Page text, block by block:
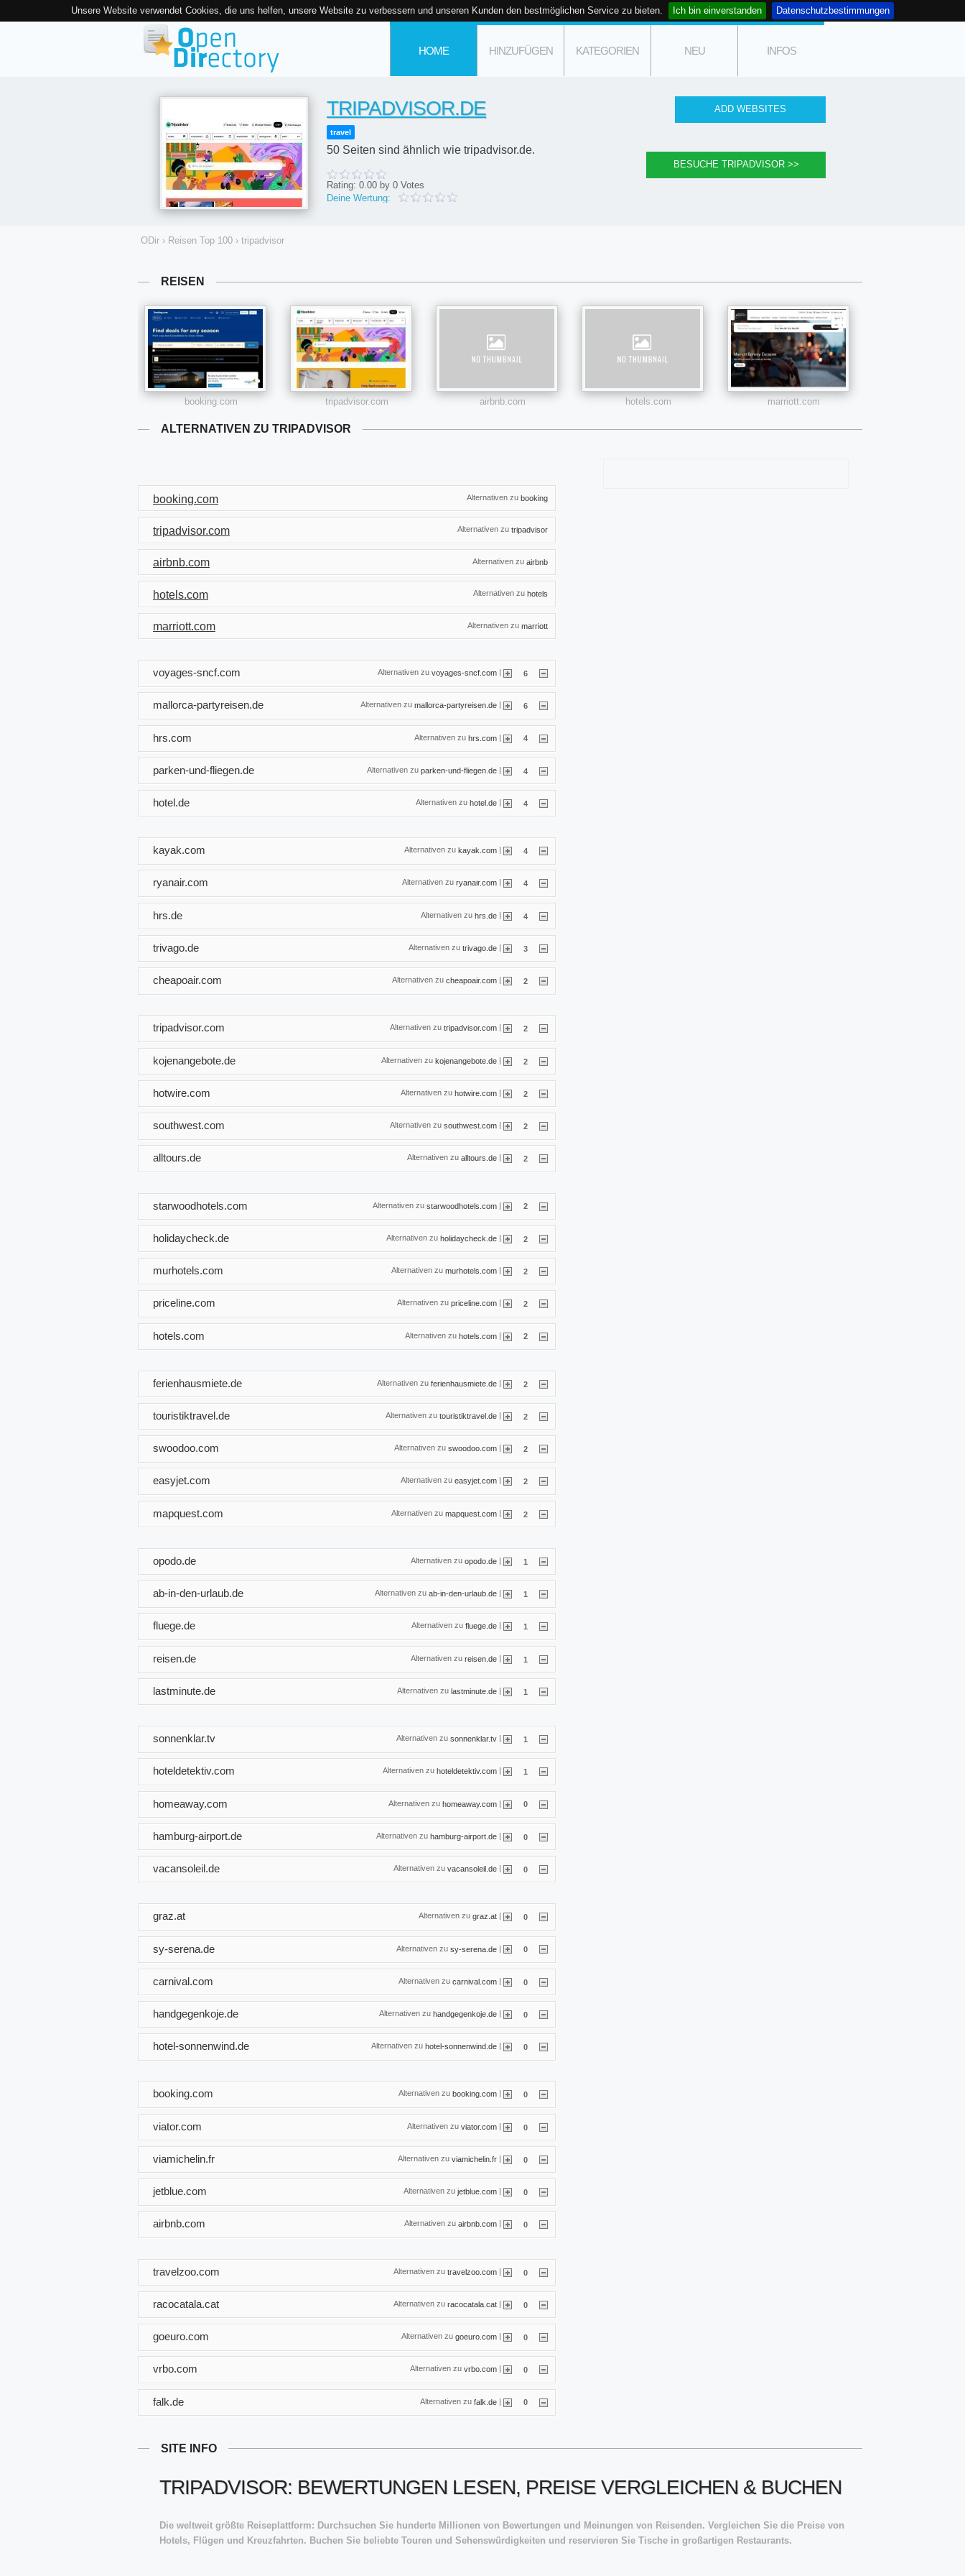
Unsere Website verwendet Cookies, die uns helfen, unsere Website zu verbessern und unseren Kunden den bestmöglichen Service zu bieten. Ich bin einverstanden Datenschutzbestimmungen
HOME HINZUFÜGEN KATEGORIEN NEU INFOS
TRIPADVISOR.DE
travel
50 Seiten sind ähnlich wie tripadvisor.de.
Rating: 0.00 by 0 Votes
Deine Wertung:
ODir › Reisen Top 100 › tripadvisor
REISEN
booking.com tripadvisor.com airbnb.com hotels.com marriott.com
ALTERNATIVEN ZU TRIPADVISOR
Alternativen zu booking
booking.com
Alternativen zu tripadvisor
tripadvisor.com
Alternativen zu airbnb
airbnb.com
Alternativen zu hotels
hotels.com
Alternativen zu marriott
marriott.com
Alternativen zu voyages-sncf.com | 6
voyages-sncf.com
Alternativen zu mallorca-partyreisen.de 6
mallorca-partyreisen.de
Alternativen zu hrs.com | 4
hrs.com
Alternativen zu parken-und-fliegen.de | 4
parken-und-fliegen.de
Alternativen zu hotel.de | 4
hotel.de
Alternativen zu kayak.com 4
kayak.com
Alternativen zu ryanair.com 4
ryanair.com
Alternativen zu hrs.de | 4
hrs.de
Alternativen zu trivago.de | 3
trivago.de
Alternativen zu cheapoair.com | 2
cheapoair.com
Alternativen zu tripadvisor.com 2
tripadvisor.com
Alternativen zu kojenangebote.de | 2
kojenangebote.de
Alternativen zu hotwire.com | 2
hotwire.com
Alternativen zu southwest.com | 2
southwest.com
Alternativen zu alltours.de 2
alltours.de
Alternativen zu starwoodhotels.com | 2
starwoodhotels.com
Alternativen zu holidaycheck.de | 2
holidaycheck.de
Alternativen zu murhotels.com | 2
murhotels.com
Alternativen zu priceline.com 2
priceline.com
Alternativen zu hotels.com | 2
hotels.com
Alternativen zu ferienhausmiete.de | 2
ferienhausmiete.de
Alternativen zu touristiktravel.de | 2
touristiktravel.de
Alternativen zu swoodoo.com 2
swoodoo.com
Alternativen zu easyjet.com 2
easyjet.com
Alternativen zu mapquest.com | 2
mapquest.com
Alternativen zu opodo.de | 1
opodo.de
Alternativen zu ab-in-den-urlaub.de | 1
ab-in-den-urlaub.de
Alternativen zu fluege.de 1
fluege.de
Alternativen zu reisen.de | 1
reisen.de
Alternativen zu lastminute.de | 1
lastminute.de
Alternativen zu sonnenklar.tv | 1
sonnenklar.tv
Alternativen zu hoteldetektiv.com 1
hoteldetektiv.com
Alternativen zu homeaway.com | 0
homeaway.com
Alternativen zu hamburg-airport.de | 0
hamburg-airport.de
Alternativen zu vacansoleil.de | 0
vacansoleil.de
Alternativen zu graz.at 0
graz.at
Alternativen zu sy-serena.de | 0
sy-serena.de
Alternativen zu carnival.com | 0
carnival.com
Alternativen zu handgegenkoje.de | 0
handgegenkoje.de
Alternativen zu hotel-sonnenwind.de 0
hotel-sonnenwind.de
Alternativen zu booking.com 0
booking.com
Alternativen zu viator.com | 0
viator.com
Alternativen zu viamichelin.fr | 0
viamichelin.fr
Alternativen zu jetblue.com | 0
jetblue.com
Alternativen zu airbnb.com 0
airbnb.com
Alternativen zu travelzoo.com | 0
travelzoo.com
Alternativen zu racocatala.cat | 0
racocatala.cat
Alternativen zu goeuro.com | 0
goeuro.com
Alternativen zu vrbo.com 0
vrbo.com
Alternativen zu falk.de | 0
falk.de
SITE INFO
TRIPADVISOR: BEWERTUNGEN LESEN, PREISE VERGLEICHEN & BUCHEN
Die weltweit größte Reiseplattform: Durchsuchen Sie hunderte Millionen von Bewertungen und Meinungen von Reisenden. Vergleichen Sie die Preise von
Hotels, Flügen und Kreuzfahrten. Buchen Sie beliebte Touren und Sehenswürdigkeiten und reservieren Sie Tische in großartigen Restaurants.